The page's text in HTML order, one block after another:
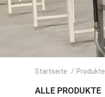
Startseite / Produkte
ALLE PRODUKTE